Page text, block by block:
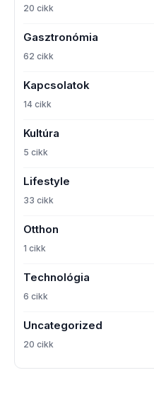
20 cikk
Gasztronómia
62 cikk
Kapcsolatok
14 cikk
Kultúra
5 cikk
Lifestyle
33 cikk
Otthon
1 cikk
Technológia
6 cikk
Uncategorized
20 cikk